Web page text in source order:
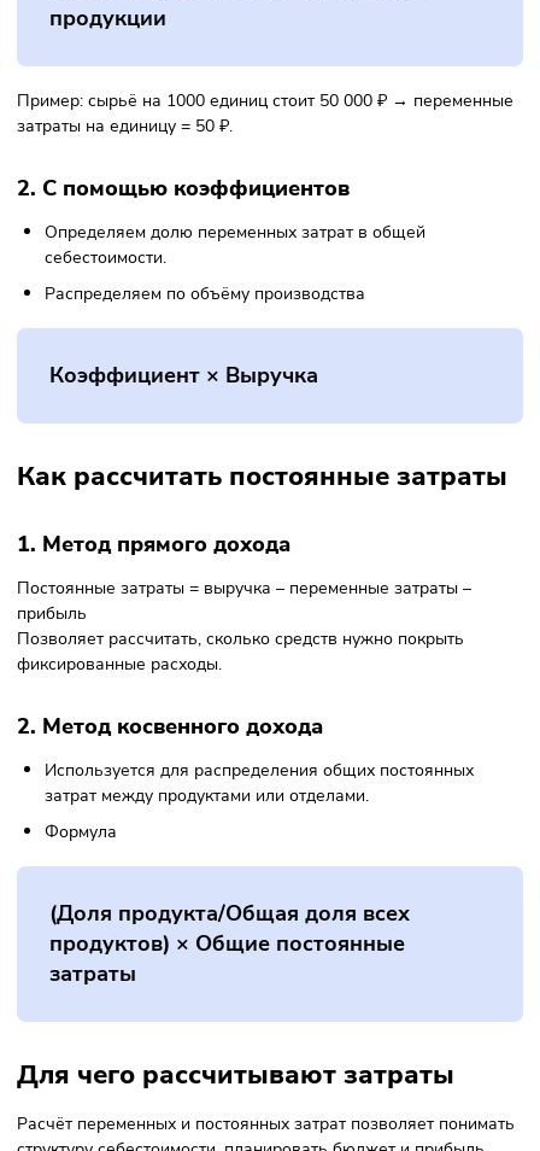
Методы прямого и косвенного дохода —
Как рассчитать переменные
1. На единицу продукции
Общие переменные затраты/Объём
продукции
затраты на единицу = 50 ₽.
Определяем долю переменных затрат в общей
себестоимости.
Распределяем по объёму производства
Коэффициент × Выручка
Как рассчитать постоянные
1. Метод прямого дохода
Постоянные затраты = выручка – переменные затраты –
прибыль
фиксированные расходы.